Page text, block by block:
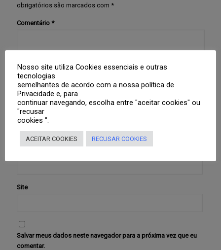
obrigatórios são marcados com *
Comentário *
Nome*
Site
Salvar meus dados neste navegador para a próxima vez que eu
comentar.
Nosso site utiliza Cookies essenciais e outras
tecnologias
semelhantes de acordo com a nossa política de
Privacidade e, para
continuar navegando, escolha entre "aceitar cookies" ou
"recusar
cookies ".
ACEITAR COOKIES RECUSAR COOKIES